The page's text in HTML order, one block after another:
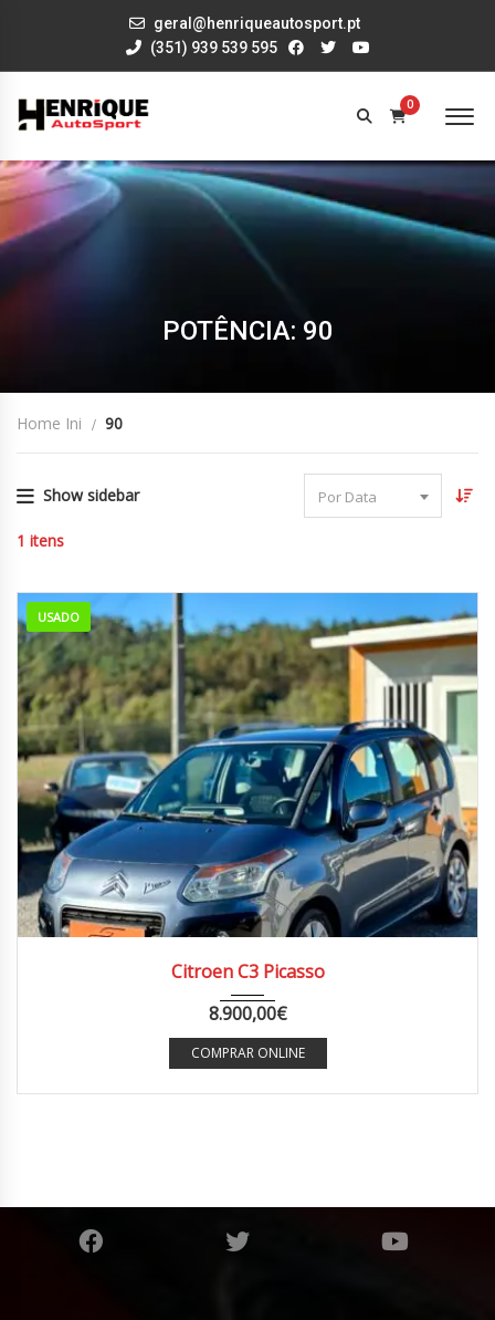
geral@henriqueautosport.pt
(351) 939 539 595
0
POTÊNCIA: 90
Home Ini 90
Show sidebar Por Data
1 itens
USADO
Citroen C3 Picasso
8.900,00€
COMPRAR ONLINE